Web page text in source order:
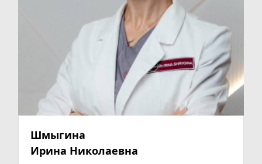
Шмыгина
Ирина Николаевна